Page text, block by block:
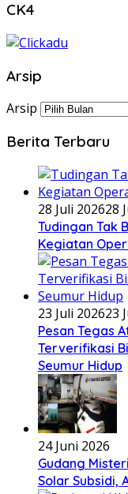
CK4
Arsip
Arsip
Berita Terbaru
28 Juli 202628
Tudingan Tak
Kegiatan
23 Juli 202623
Pesan Tegas
Terverifikasi
Seumur Hidup
24 Juni 2026
Gudang
Solar Subsidi,